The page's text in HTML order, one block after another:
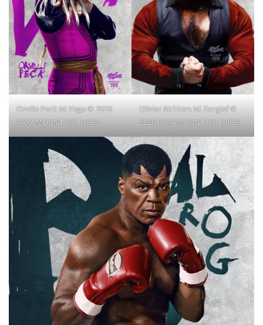
Orville Peck ist Vega © 2026
PARAMOUNT PICTURES
Olivier Richters ist Zangief ©
2026 PARAMOUNT PICTURES